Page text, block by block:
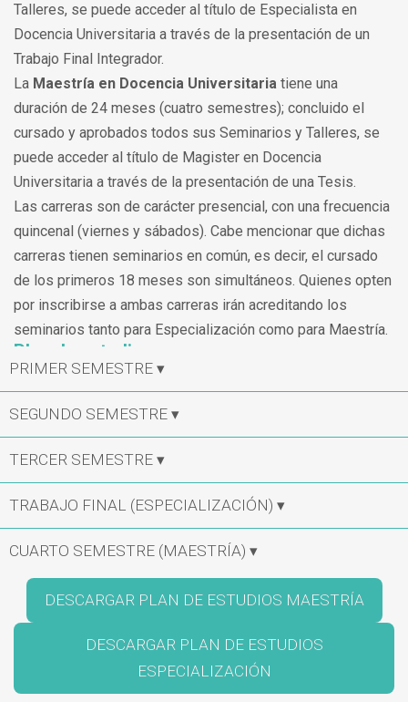
Talleres, se puede acceder al título de Especialista en
Docencia Universitaria a través de la presentación de un
Trabajo Final Integrador.
La Maestría en Docencia Universitaria tiene una
duración de 24 meses (cuatro semestres); concluido el
cursado y aprobados todos sus Seminarios y Talleres, se
puede acceder al título de Magister en Docencia
Universitaria a través de la presentación de una Tesis.
Las carreras son de carácter presencial, con una frecuencia
quincenal (viernes y sábados). Cabe mencionar que dichas
carreras tienen seminarios en común, es decir, el cursado
de los primeros 18 meses son simultáneos. Quienes opten
por inscribirse a ambas carreras irán acreditando los
seminarios tanto para Especialización como para Maestría.
Plan de estudios
PRIMER SEMESTRE ▾
SEGUNDO SEMESTRE ▾
TERCER SEMESTRE ▾
TRABAJO FINAL (ESPECIALIZACIÓN) ▾
CUARTO SEMESTRE (MAESTRÍA) ▾
DESCARGAR PLAN DE ESTUDIOS MAESTRÍA
DESCARGAR PLAN DE ESTUDIOS
ESPECIALIZACIÓN